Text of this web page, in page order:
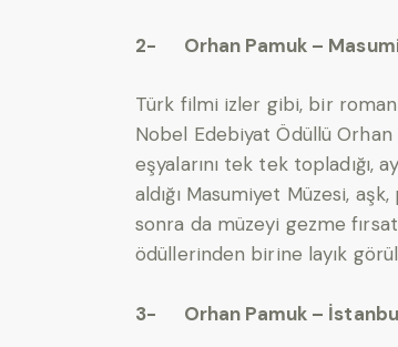
2- Orhan Pamuk –
Türk filmi izler gibi, bir
Nobel Edebiyat Ödüllü
eşyalarını tek tek topladığı,
aldığı Masumiyet Müzesi,
sonra da müzeyi gezme
ödüllerinden birine layık
3- Orhan Pamuk –